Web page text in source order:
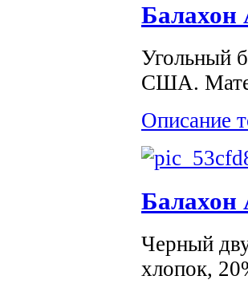
Балахон
Угольный
США.
Описание
Балахон
Черный
хлопок,